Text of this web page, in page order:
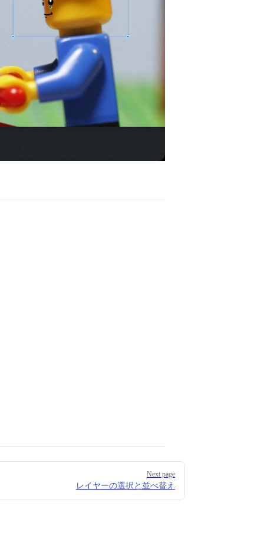
Next page
レイヤーの選択と並べ替え